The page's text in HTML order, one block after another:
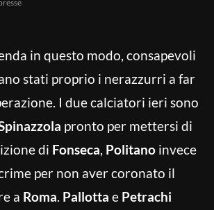
in questo modo, consapevoli
stati proprio i nerazzurri a far
I due calciatori ieri sono
pronto per mettersi di
di Fonseca, Politano invece
per non aver coronato il
a Roma. Pallotta e Petrachi